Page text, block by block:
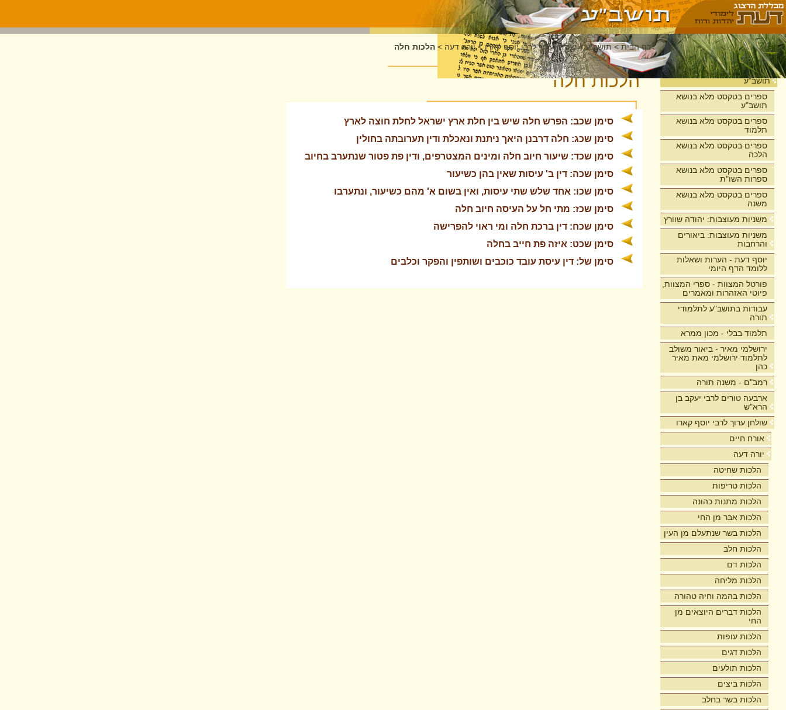
בית
תושב"ע
ספרים בטקסט מלא בנושא
תושב"ע
ספרים בטקסט מלא בנושא
תלמוד
ספרים בטקסט מלא בנושא
הלכה
ספרים בטקסט מלא בנושא
ספרות השו"ת
ספרים בטקסט מלא בנושא
משנה
משניות מעוצבות: יהודה שוורץ
משניות מעוצבות: ביאורים
והרחבות
יוסף דעת - הערות ושאלות
ללומד הדף היומי
פורטל המצוות - ספרי המצוות,
פיוטי האזהרות ומאמרים
עבודות בתושב"ע לתלמודי
תורה
תלמוד בבלי - מכון ממרא
ירושלמי מאיר - ביאור משולב
לתלמוד ירושלמי מאת מאיר
כהן
רמב"ם - משנה תורה
ארבעה טורים לרבי יעקב בן
הרא"ש
שולחן ערוך לרבי יוסף קארו
אורח חיים
יורה דעה
הלכות שחיטה
הלכות טריפות
הלכות מתנות כהונה
הלכות אבר מן החי
הלכות בשר שנתעלם מן העין
הלכות חלב
הלכות דם
הלכות מליחה
הלכות בהמה וחיה טהורה
הלכות דברים היוצאים מן
החי
הלכות עופות
הלכות דגים
הלכות תולעים
הלכות ביצים
הלכות בשר בחלב
דף הבית >תושב"ע >שולחן ערוך לרבי יוסף קארו >יורה דעה > הלכות חלה
הלכות חלה
סימן שכב: הפרש חלה שיש בין חלת ארץ ישראל לחלת חוצה לארץ
סימן שכג: חלה דרבנן היאך ניתנת ונאכלת ודין תערובתה בחולין
סימן שכד: שיעור חיוב חלה ומינים המצטרפים, ודין פת פטור שנתערב בחיוב
סימן שכה: דין ב' עיסות שאין בהן כשיעור
סימן שכו: אחד שלש שתי עיסות, ואין בשום א' מהם כשיעור, ונתערבו
סימן שכז: מתי חל על העיסה חיוב חלה
סימן שכח: דין ברכת חלה ומי ראוי להפרישה
סימן שכט: איזה פת חייב בחלה
סימן של: דין עיסת עובד כוכבים ושותפין והפקר וכלבים